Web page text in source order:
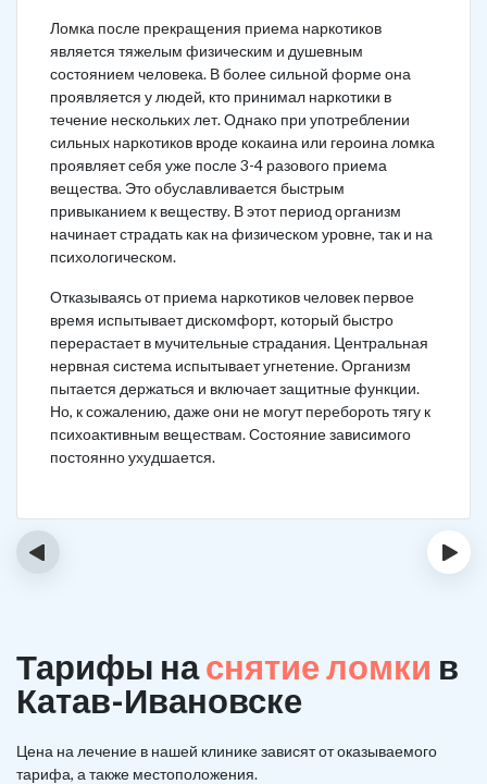
Ломка после прекращения приема наркотиков
является тяжелым физическим и душевным
состоянием человека. В более сильной форме она
проявляется у людей, кто принимал наркотики в
течение нескольких лет. Однако при употреблении
сильных наркотиков вроде кокаина или героина ломка
проявляет себя уже после 3-4 разового приема
вещества. Это обуславливается быстрым
привыканием к веществу. В этот период организм
начинает страдать как на физическом уровне, так и на
психологическом.
Отказываясь от приема наркотиков человек первое
время испытывает дискомфорт, который быстро
перерастает в мучительные страдания. Центральная
нервная система испытывает угнетение. Организм
пытается держаться и включает защитные функции.
Но, к сожалению, даже они не могут перебороть тягу к
психоактивным веществам. Состояние зависимого
постоянно ухудшается.
‹ ›
Тарифы наснятие ломки в
Катав-Ивановске
Цена на лечение в нашей клинике зависят от оказываемого
тарифа, а также местоположения.